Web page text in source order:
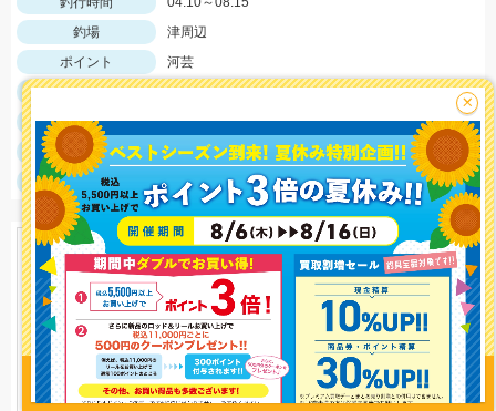
釣り情報を
投稿する
釣場
津周辺
ポイント
河芸
釣魚
マゴチ
釣り方
サーフルアー
釣果
マゴチ1匹
サイズ
マゴチ50.5cm
×